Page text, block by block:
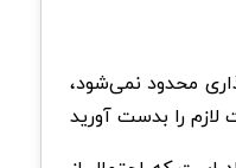
محدود نمی‌شود،